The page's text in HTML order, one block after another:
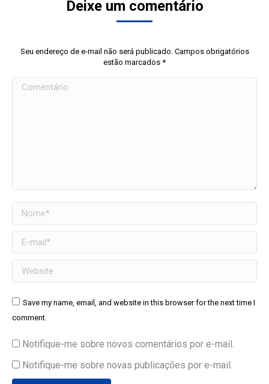
Deixe um comentário
Seu endereço de e-mail não será publicado. Campos obrigatórios
estão marcados *
Comentário
Nome *
E-mail *
Website
Save my name, email, and website in this browser for the next time I
comment.
Notifique-me sobre novos comentários por e-mail.
Notifique-me sobre novas publicações por e-mail.